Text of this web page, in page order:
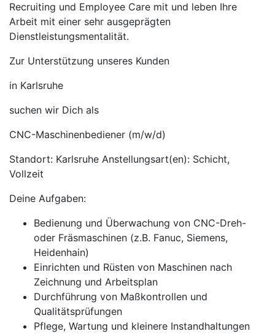
Recruiting und Employee Care mit und leben Ihre
Arbeit mit einer sehr ausgeprägten
Dienstleistungsmentalität.
Zur Unterstützung unseres Kunden
in Karlsruhe
suchen wir Dich als
CNC-Maschinenbediener (m/w/d)
Standort: Karlsruhe Anstellungsart(en): Schicht,
Vollzeit
Deine Aufgaben:
Bedienung und Überwachung von CNC-Dreh-
oder Fräsmaschinen (z.B. Fanuc, Siemens,
Heidenhain)
Einrichten und Rüsten von Maschinen nach
Zeichnung und Arbeitsplan
Durchführung von Maßkontrollen und
Qualitätsprüfungen
Pflege, Wartung und kleinere Instandhaltungen